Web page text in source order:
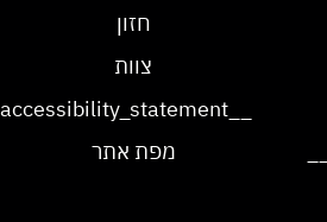
חזון
צוות
מפת אתר